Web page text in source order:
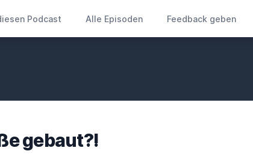
Podcast Alle Episoden Feedback geben
gebaut?!